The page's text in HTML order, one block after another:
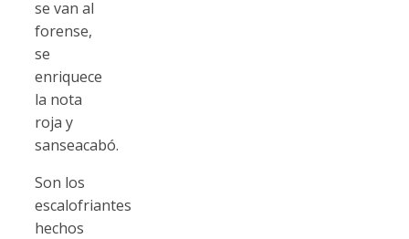
se van al
forense,
se
enriquece
la nota
roja y
sanseacabó.
Son los
escalofriantes
hechos